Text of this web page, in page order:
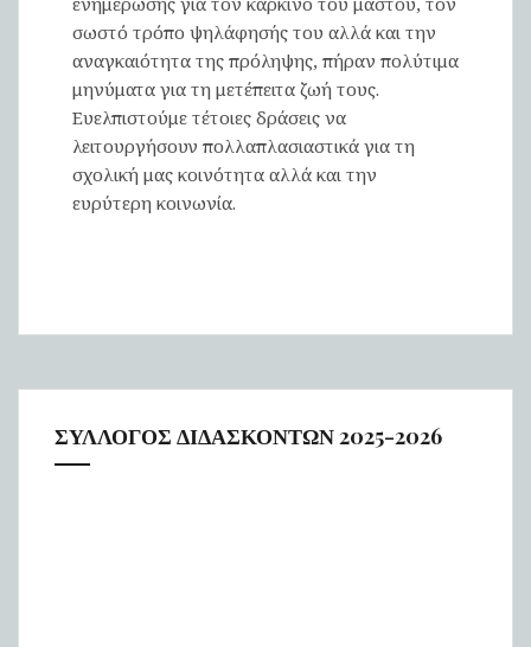
σωστό τρόπο ψηλάφησής του αλλά και την
αναγκαιότητα της πρόληψης, πήραν πολύτιμα
μηνύματα για τη μετέπειτα ζωή τους.
Ευελπιστούμε τέτοιες δράσεις να
λειτουργήσουν πολλαπλασιαστικά για τη
σχολική μας κοινότητα αλλά και την
ευρύτερη κοινωνία.
ΣΥΛΛΟΓΟΣ ΔΙΔΑΣΚΟΝΤΩΝ 2025-2026